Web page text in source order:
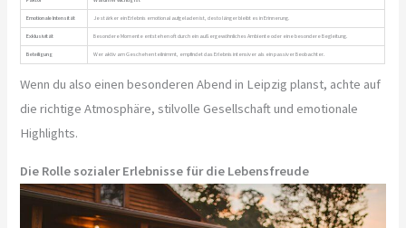
Emotionale Intensität Je stärker ein Erlebnis emotional aufgeladen ist, desto länger bleibt es in Erinnerung.
Exklusivität Besondere Momente entstehen oft durch ein außergewöhnliches Ambiente oder eine besondere Begleitung.
Beteiligung Wer aktiv am Geschehen teilnimmt, empfindet das Erlebnis intensiver als ein passiver Beobachter.
Wenn du also einen besonderen Abend in Leipzig planst, achte auf
die richtige Atmosphäre, stilvolle Gesellschaft und emotionale
Highlights.
Die Rolle sozialer Erlebnisse für die Lebensfreude